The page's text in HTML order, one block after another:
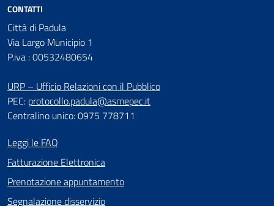
CONTATTI
Città di Padula
Via Largo Municipio 1
P.iva : 00532480654
URP – Ufficio Relazioni con il Pubblico
PEC: protocollo.padula@asmepec.it
Centralino unico: 0975 778711
Leggi le FAQ
Fatturazione Elettronica
Prenotazione appuntamento
Segnalazione disservizio